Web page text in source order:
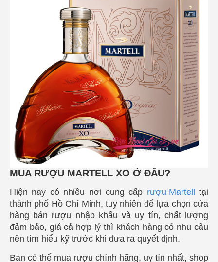
MUA RƯỢU MARTELL XO Ở ĐÂU?
Hiện nay có nhiều nơi cung cấp rượu Martell
tại
thành phố Hồ Chí Minh, tuy nhiên để lựa chọn cửa
hàng bán rượu nhập khẩu và uy tín, chất lượng
đảm bảo, giá cả hợp lý thì khách hàng có nhu cầu
nên tìm hiểu kỹ trước khi đưa ra quyết định.
Bạn có thể mua rượu chính hãng, uy tín nhất, shop